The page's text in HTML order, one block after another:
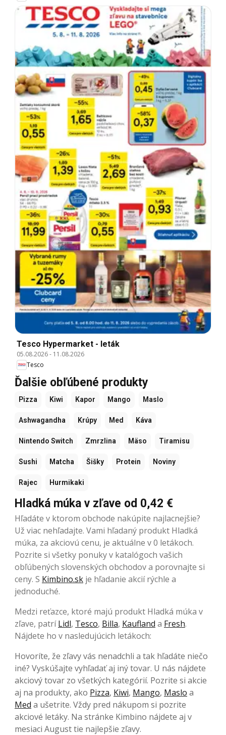
Tesco Hypermarket - leták
05.08.2026- 11.08.2026
Tesco
Ďalšie obľúbené produkty
Pizza Kiwi Kapor Mango Maslo
Ashwagandha Krúpy Med Káva
Nintendo Switch Zmrzlina Mäso Tiramisu
Sushi Matcha Šišky Protein Noviny
Rajec Hurmikaki
Hladká múka v zľave od 0,42 €
Hľadáte v ktorom obchode nakúpite najlacnejšie?
Už viac nehľadajte. Vami hľadaný produkt Hladká
múka, za akciovú cenu, je aktuálne v 0 letákoch.
Pozrite si všetky ponuky v katalógoch vašich
obľúbených slovenských obchodov a porovnajte si
ceny. S Kimbino.sk je hľadanie akcií rýchle a
jednoduché.
Medzi reťazce, ktoré majú produkt Hladká múka v
zľave, patríLidl, Tesco, Billa, Kaufland a Fresh.
Nájdete ho v nasledujúcich letákoch:
Hovoríte, že zľavy vás nenadchli a tak hľadáte niečo
iné? Vyskúšajte vyhľadať aj iný tovar. U nás nájdete
akciový tovar zo všetkých kategórií. Pozrite si akcie
aj na produkty, ako Pizza, Kiwi, Mango, Maslo a
Med a ušetrite. Vždy pred nákupom si pozrite
akciové letáky. Na stránke Kimbino nájdete aj v
mesiaci August tie najlepšie zľavy.